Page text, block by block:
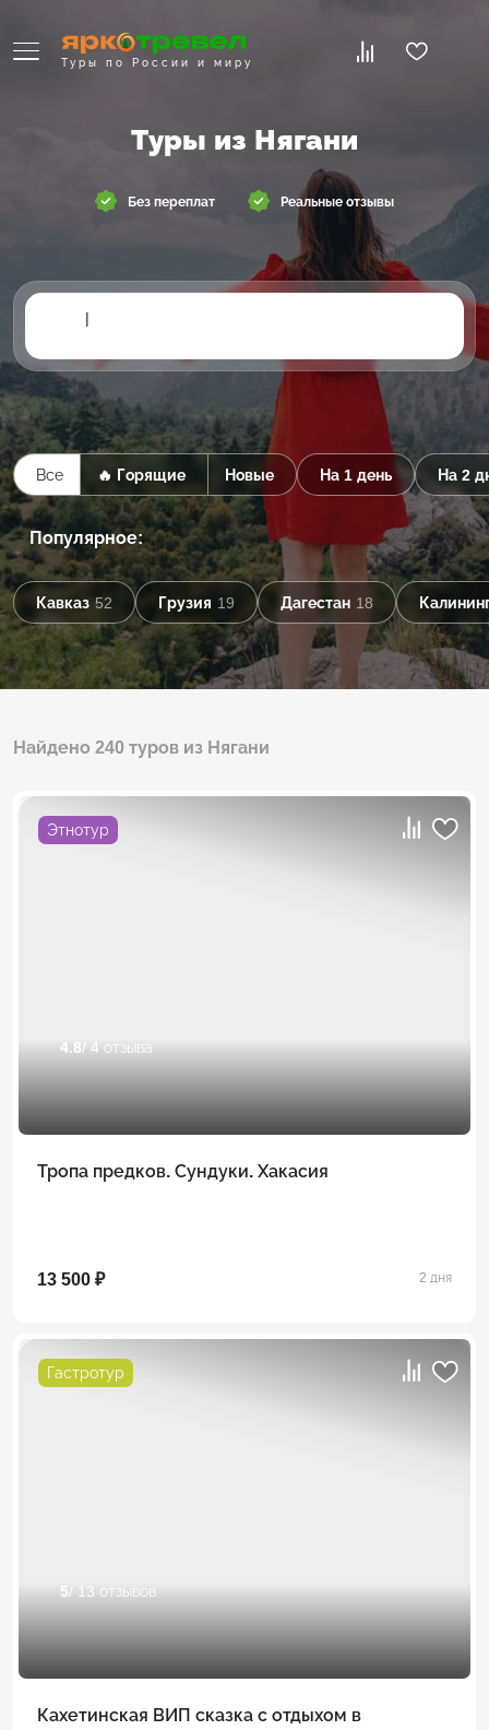
Туры по России и миру
Туры из Нягани
Без переплат Реальные отзывы
|
Все 🔥 Горящие Новые На 1 день На 2
Популярное:
Кавказ 52 Грузия 19 Дагестан 18
Найдено 240 туров из Нягани
Этнотур
4.8/ 4 отзыва
Тропа предков. Сундуки. Хакасия
13 500 ₽ 2 дня
Гастротур
5/ 13 отзывов
Кахетинская ВИП сказка с отдыхом в